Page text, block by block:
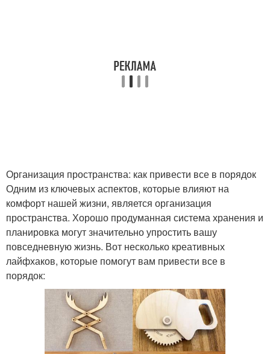
Организация пространства: как привести все в порядок
Одним из ключевых аспектов, которые влияют на
комфорт нашей жизни, является организация
пространства. Хорошо продуманная система хранения и
планировка могут значительно упростить вашу
повседневную жизнь. Вот несколько креативных
лайфхаков, которые помогут вам привести все в
порядок: